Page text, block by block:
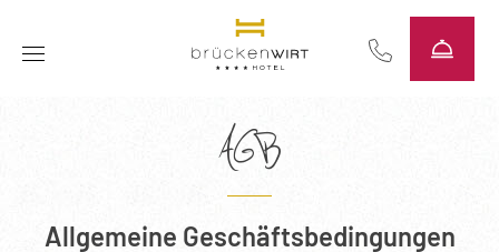
AGB
Allgemeine Geschäftsbedingungen